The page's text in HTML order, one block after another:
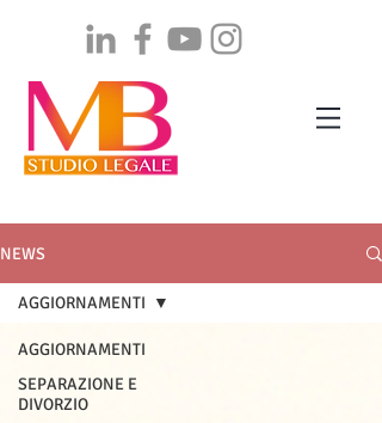
NEWS
AGGIORNAMENTI
SEPARAZIONE E
DIVORZIO
AGGIORNAMENTI